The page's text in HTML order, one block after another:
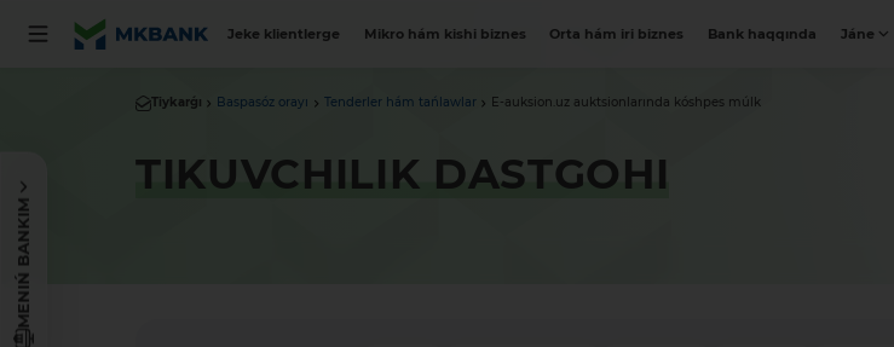
Jeke klientlerge Mikro hám kishi biznes Orta hám iri biznes Bank haqqında Jáne
MENIŃ BANKIM
Tiykarǵı Baspasóz orayı Tenderler hám tańlawlar E-auksion.uz auktsionlarında kóshpes múlk
TIKUVCHILIK DASTGOHI